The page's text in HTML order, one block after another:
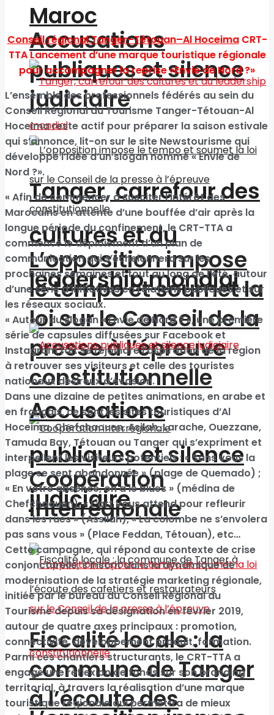
Accusations
publiques et silence
judiciaire
L’opposition impose
le tempo et soumet la
loi sur le Conseil de la
presse à l’épreuve
constitutionnelle
Coopération
interrégionale
Fiscalité locale : la
commune de Tanger
à l’écoute des
Maroc
Tanger, carrefour des
cultures et du
leadership mondial
Accusations
publiques et silence
judiciaire
Conseil régional Tanger–Tétouan–Al HoceimaCRT-
TTALancement d’une marque touristique régionale
pour accompagner la reprise«Envie de Nord ?»
L’ensemble des professionnels fédérés au sein du
Conseil Régional du Tourisme Tanger-Tétouan-Al
Hoceima reste actif pour préparer la saison estivale
qui s’annonce, lit-on sur le site Newstourisme qui
développe l’idée d’un slogan nommé « Envie de
Nord ?».
« Afin de commencer à susciter l’intérêt des
Marocains en attente d’une bouffée d’air après la
longue période du confinement, le CRT-TTA a
commencé le déploiement d’un plan de
communication qui s’échelonnera sur les
prochaines semaines et tout au long de l’été, autour
d’une série d’initiatives en relations publiques et sur
les réseaux sociaux.
« Autour du slogan « Envie de Nord ? », une première
série de capsules diffusées sur Facebook et
Instagram fait se rejoindre l’aspiration de la région
à retrouver ses visiteurs et celle des touristes
nationaux désireux d’évasion.
Dans une dizaine de petites animations, en arabe et
en français, ce sont les sites touristiques d’Al
Hoceima, Chefchaouen, Asilah, Larache, Ouezzane,
Tamuda Bay, Tétouan ou Tanger qui s’expriment et
interpellent les visiteurs potentiels : « Sans vous la
plage se sent abandonnée » (plage de Quemado) ;
« En votre absence, on a le blues » (médina de
Chefchaouen), « L’art vous attend pour refleurir
dans les rues » (Assilah), « La colombe ne s’envolera
pas sans vous » (Place Feddan, Tétouan), etc…
Cette campagne, qui répond au contexte de crise
conjoncturelle, s’inscrit dans la dynamique de
modernisation de la stratégie marketing régionale,
initiée par le bureau du Conseil Régional du
Tourisme depuis sa désignation en février 2019,
autour de quatre axes principaux : promotion,
connectivité, développement produit, formation.
Parmi ces chantiers structurants, le CRT-TTA a
engagé une réflexion de fonds sur son branding
territorial, à travers la réalisation d’une marque
touristique régionale qui permettra de mieux